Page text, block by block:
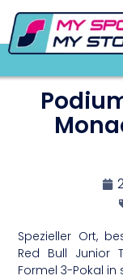
Spezieller Ort,
Red Bull Junior
Formel 3-Pokal